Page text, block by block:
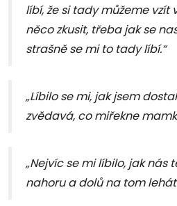
líbí, že si tady můžeme vzít
něco zkusit, třeba jak se
strašně se mi to tady líbí.“
„Líbilo se mi, jak jsem
zvědavá, co miřekne
„Nejvíc se mi líbilo, jak nás
nahoru a dolů na tom